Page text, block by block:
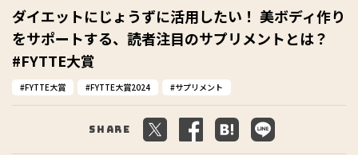
ダイエットにじょうずに活用したい！ 美ボディ作り
をサポートする、読者注目のサプリメントとは？
#FYTTE大賞
FYTTE大賞 FYTTE大賞2024 サプリメント
Share